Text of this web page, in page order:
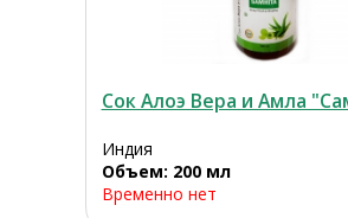
Сок Алоэ Вера и Амла
Индия
Объем: 200 мл
Временно нет